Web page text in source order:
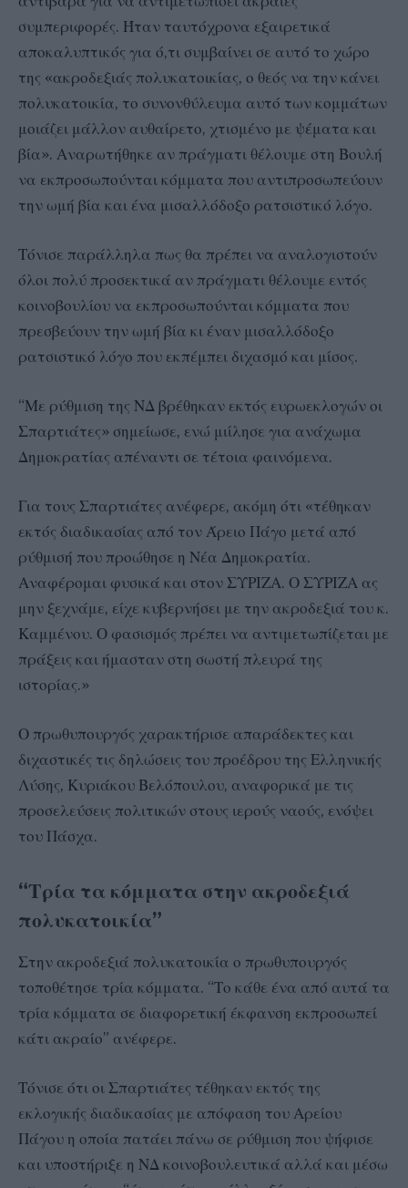
συμπεριφορές. Ήταν ταυτόχρονα εξαιρετικά
αποκαλυπτικός για ό,τι συμβαίνει σε αυτό το χώρο
της «ακροδεξιάς πολυκατοικίας, ο θεός να την κάνει
πολυκατοικία, το συνονθύλευμα αυτό των κομμάτων
μοιάζει μάλλον αυθαίρετο, χτισμένο με ψέματα και
βία». Αναρωτήθηκε αν πράγματι θέλουμε στη Βουλή
να εκπροσωπούνται κόμματα που αντιπροσωπεύουν
την ωμή βία και ένα μισαλλόδοξο ρατσιστικό λόγο.
Τόνισε παράλληλα πως θα πρέπει να αναλογιστούν
όλοι πολύ προσεκτικά αν πράγματι θέλουμε εντός
κοινοβουλίου να εκπροσωπούνται κόμματα που
πρεσβεύουν την ωμή βία κι έναν μισαλλόδοξο
ρατσιστικό λόγο που εκπέμπει διχασμό και μίσος.
“Με ρύθμιση της ΝΔ βρέθηκαν εκτός ευρωεκλογών οι
Σπαρτιάτες» σημείωσε, ενώ μιίλησε για ανάχωμα
Δημοκρατίας απέναντι σε τέτοια φαινόμενα.
Για τους Σπαρτιάτες ανέφερε, ακόμη ότι «τέθηκαν
εκτός διαδικασίας από τον Άρειο Πάγο μετά από
ρύθμισή που προώθησε η Νέα Δημοκρατία.
Αναφέρομαι φυσικά και στον ΣΥΡΙΖΑ. Ο ΣΥΡΙΖΑ ας
μην ξεχνάμε, είχε κυβερνήσει με την ακροδεξιά του κ.
Καμμένου. Ο φασισμός πρέπει να αντιμετωπίζεται με
πράξεις και ήμασταν στη σωστή πλευρά της
ιστορίας.»
Ο πρωθυπουργός χαρακτήρισε απαράδεκτες και
διχαστικές τις δηλώσεις του προέδρου της Ελληνικής
Λύσης, Κυριάκου Βελόπουλου, αναφορικά με τις
προσελεύσεις πολιτικών στους ιερούς ναούς, ενόψει
του Πάσχα.
“Τρία τα κόμματα στην ακροδεξιά
πολυκατοικία”
Στην ακροδεξιά πολυκατοικία ο πρωθυπουργός
τοποθέτησε τρία κόμματα. “Το κάθε ένα από αυτά τα
τρία κόμματα σε διαφορετική έκφανση εκπροσωπεί
κάτι ακραίο” ανέφερε.
Τόνισε ότι οι Σπαρτιάτες τέθηκαν εκτός της
εκλογικής διαδικασίας με απόφαση του Αρείου
Πάγου η οποία πατάει πάνω σε ρύθμιση που ψήφισε
και υποστήριξε η ΝΔ κοινοβουλευτικά αλλά και μέσω